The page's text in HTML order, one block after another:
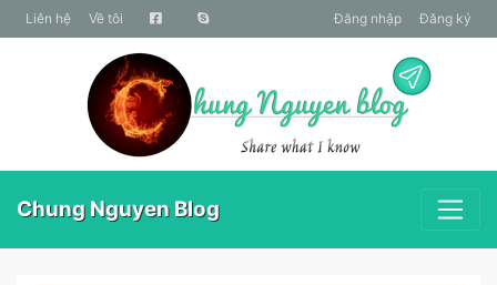
liên hệ Về tôi Đăng nhập Đăng ký
Chung Nguyen Blog